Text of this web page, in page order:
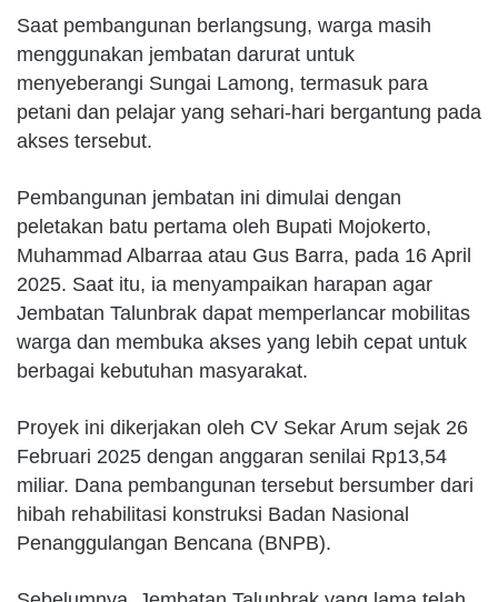
Saat pembangunan berlangsung, warga masih
menggunakan jembatan darurat untuk
menyeberangi Sungai Lamong, termasuk para
petani dan pelajar yang sehari-hari bergantung pada
akses tersebut.
Pembangunan jembatan ini dimulai dengan
peletakan batu pertama oleh Bupati Mojokerto,
Muhammad Albarraa atau Gus Barra, pada 16 April
2025. Saat itu, ia menyampaikan harapan agar
Jembatan Talunbrak dapat memperlancar mobilitas
warga dan membuka akses yang lebih cepat untuk
berbagai kebutuhan masyarakat.
Proyek ini dikerjakan oleh CV Sekar Arum sejak 26
Februari 2025 dengan anggaran senilai Rp13,54
miliar. Dana pembangunan tersebut bersumber dari
hibah rehabilitasi konstruksi Badan Nasional
Penanggulangan Bencana (BNPB).